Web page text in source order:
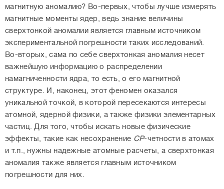
магнитную аномалию? Во-первых, чтобы лучше измерять
магнитные моменты ядер, ведь знание величины
сверхтонкой аномалии является главным источником
экспериментальной погрешности таких исследований.
Во-вторых, сама по себе сверхтонкая аномалия несет
важнейшую информацию о распределении
намагниченности ядра, то есть, о его магнитной
структуре. И, наконец, этот феномен оказался
уникальной точкой, в которой пересекаются интересы
атомной, ядерной физики, а также физики элементарных
частиц. Для того, чтобы искать новые физические
эффекты, такие как несохранение СР-четности в атомах
и т.п., нужны надежные атомные расчеты, а сверхтонкая
аномалия также является главным источником
погрешности для них.